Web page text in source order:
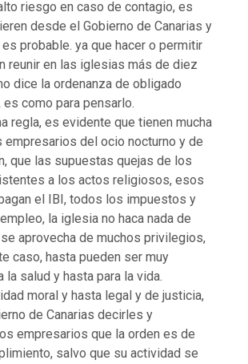
riesgo en caso de contagio, es
desde el Gobierno de Canarias y
probable. ya que hacer o permitir
reunir en las iglesias más de diez
dice la ordenanza de obligado
como para pensarlo.
regla, es evidente que tienen mucha
empresarios del ocio nocturno y de
que las supuestas quejas de los
a los actos religiosos, esos
el IBI, todos los impuestos y
la iglesia no haca nada de
aprovecha de muchos privilegios,
caso, hasta pueden ser muy
la salud y hasta para la vida.
moral y hasta legal y de justicia,
de Canarias decirles y
empresarios que la orden es de
salvo que su actividad se